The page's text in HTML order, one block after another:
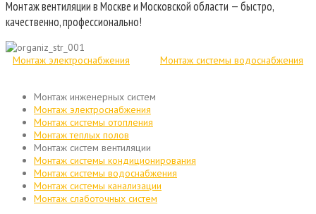
Монтаж вентиляции в Москве и Московской области — быстро,
качественно, профессионально!
Монтаж электроснабжения Монтаж системы водоснабжения
Монтаж инженерных систем
Монтаж электроснабжения
Монтаж системы отопления
Монтаж теплых полов
Монтаж систем вентиляции
Монтаж системы кондиционирования
Монтаж системы водоснабжения
Монтаж системы канализации
Монтаж слаботочных систем